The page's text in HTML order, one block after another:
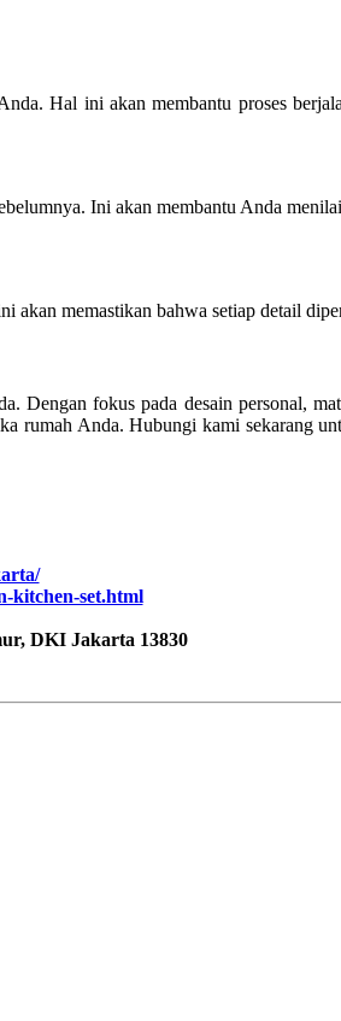
Hal ini akan membantu proses
Ini akan membantu Anda
akan memastikan bahwa setiap detail
Dengan fokus pada desain personal,
rumah Anda. Hubungi kami sekarang
kitchen-set.html
DKI Jakarta 13830